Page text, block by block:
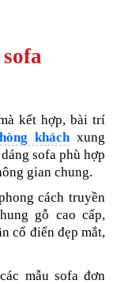
kết hợp, bài trí
khách xung
sofa phù hợp
gian chung.
cách truyền
gỗ cao cấp,
cổ điển đẹp mắt,
mẫu sofa đơn